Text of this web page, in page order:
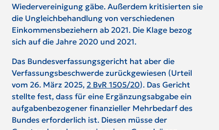
Wiedervereinigung gäbe. Außerdem kritisierten sie
die Ungleichbehandlung von verschiedenen
Einkommensbeziehern ab 2021. Die Klage bezog
sich auf die Jahre 2020 und 2021.
Das Bundesverfassungsgericht hat aber die
Verfassungsbeschwerde zurückgewiesen (Urteil
vom 26. März 2025, 2 BvR 1505/20). Das Gericht
stellte fest, dass für eine Ergänzungsabgabe ein
aufgabenbezogener finanzieller Mehrbedarf des
Bundes erforderlich ist. Diesen müsse der